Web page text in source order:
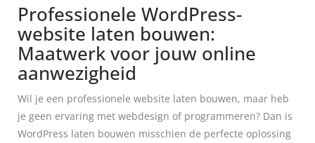
Professionele WordPress-
website laten bouwen:
Maatwerk voor jouw online
aanwezigheid
Wil je een professionele website laten bouwen, maar heb
je geen ervaring met webdesign of programmeren? Dan is
WordPress laten bouwen misschien de perfecte oplossing